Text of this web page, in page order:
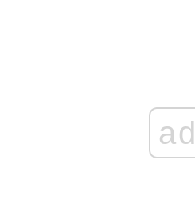
ad